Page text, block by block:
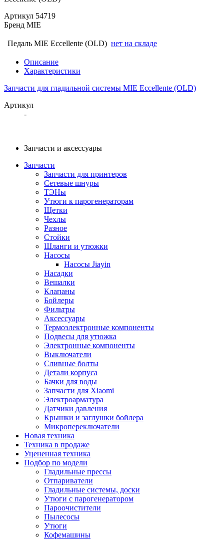
Артикул 54719
Бренд MIE
Педаль MIE Eccellente (OLD) нет на складе
Описание
Характеристики
Запчасти для гладильной системы MIE Eccellente (OLD)
Артикул
-
Запчасти и аксессуары
Запчасти
Запчасти для принтеров
Сетевые шнуры
ТЭНы
Утюги к парогенераторам
Щетки
Чехлы
Разное
Стойки
Шланги и утюжки
Насосы
Насосы Jiayin
Насадки
Вешалки
Клапаны
Бойлеры
Фильтры
Аксессуары
Термоэлектронные компоненты
Подвесы для утюжка
Электронные компоненты
Выключатели
Сливные болты
Детали корпуса
Бачки для воды
Запчасти для Xiaomi
Электроарматура
Датчики давления
Крышки и заглушки бойлера
Микропереключатели
Новая техника
Техника в продаже
Уцененная техника
Подбор по модели
Гладильные прессы
Отпариватели
Гладильные системы, доски
Утюги с парогенератором
Пароочистители
Пылесосы
Утюги
Кофемашины